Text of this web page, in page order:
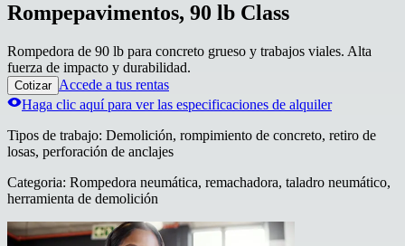
Rompepavimentos, 90 lb Class
Rompedora de 90 lb para concreto grueso y trabajos viales. Alta
fuerza de impacto y durabilidad.
Cotizar Accede a tus rentas
Haga clic aquí para ver las especificaciones de alquiler
Tipos de trabajo: Demolición, rompimiento de concreto, retiro de
losas, perforación de anclajes
Categoria: Rompedora neumática, remachadora, taladro neumático,
herramienta de demolición